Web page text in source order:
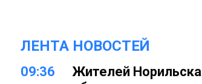
ЛЕНТА НОВОСТЕЙ
09:36
Жителей Норильска